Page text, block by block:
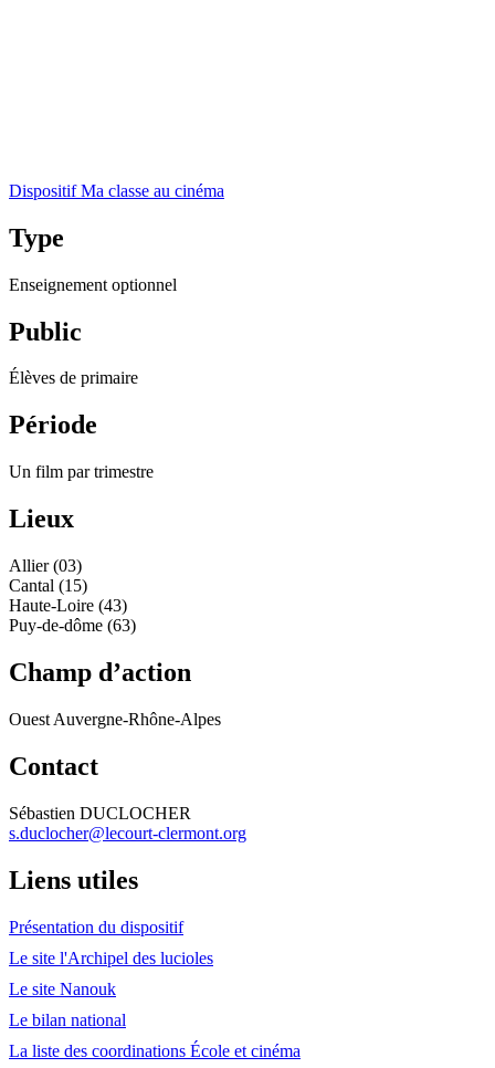
Dispositif Ma classe au cinéma
Type
Enseignement optionnel
Public
Élèves de primaire
Période
Un film par trimestre
Lieux
Allier (03)
Cantal (15)
Haute-Loire (43)
Puy-de-dôme (63)
Champ d’action
Ouest Auvergne-Rhône-Alpes
Contact
Sébastien DUCLOCHER
s.duclocher@lecourt-clermont.org
Liens utiles
Présentation du dispositif
Le site l'Archipel des lucioles
Le site Nanouk
Le bilan national
La liste des coordinations École et cinéma